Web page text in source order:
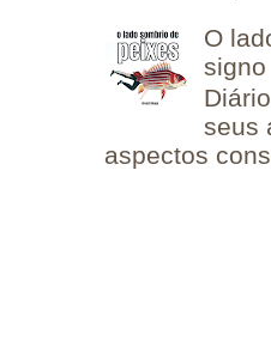
O
signo
seus
aspectos